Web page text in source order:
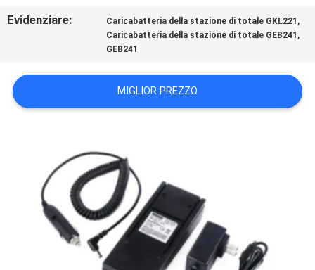
DEL
PRIVACY
Evidenziare: Caricabatteria della stazione di totale GKL221 ,
Caricabatteria della stazione di totale GEB241 ,
GEB241
MIGLIOR PREZZO